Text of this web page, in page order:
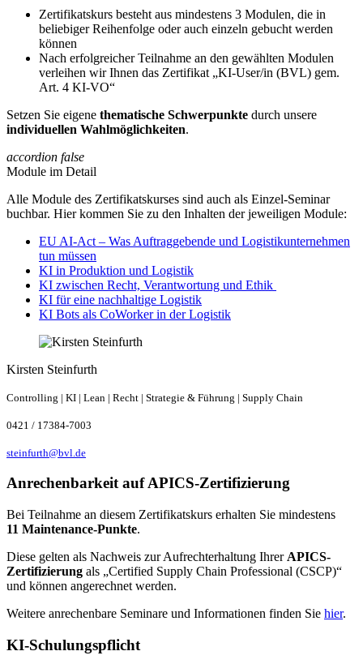
Zertifikatskurs besteht aus mindestens 3 Modulen, die in
beliebiger Reihenfolge oder auch einzeln gebucht werden
können
Nach erfolgreicher Teilnahme an den gewählten Modulen
verleihen wir Ihnen das Zertifikat „KI-User/in (BVL) gem.
Art. 4 KI-VO“
Setzen Sie eigene thematische Schwerpunkte durch unsere
individuellen Wahlmöglichkeiten.
accordion false
Module im Detail
Alle Module des Zertifikatskurses sind auch als Einzel-Seminar
buchbar. Hier kommen Sie zu den Inhalten der jeweiligen Module:
EU AI-Act – Was Auftraggebende und Logistikunternehmen
tun müssen
KI in Produktion und Logistik
KI zwischen Recht, Verantwortung und Ethik
KI für eine nachhaltige Logistik
KI Bots als CoWorker in der Logistik
Kirsten Steinfurth
Controlling | KI | Lean | Recht | Strategie & Führung | Supply Chain
0421 / 17384-7003
steinfurth@bvl.de
Anrechenbarkeit auf APICS-Zertifizierung
Bei Teilnahme an diesem Zertifikatskurs erhalten Sie mindestens
11 Maintenance-Punkte.
Diese gelten als Nachweis zur Aufrechterhaltung Ihrer APICS-
Zertifizierung als „Certified Supply Chain Professional (CSCP)“
und können angerechnet werden.
Weitere anrechenbare Seminare und Informationen finden Sie hier.
KI-Schulungspflicht